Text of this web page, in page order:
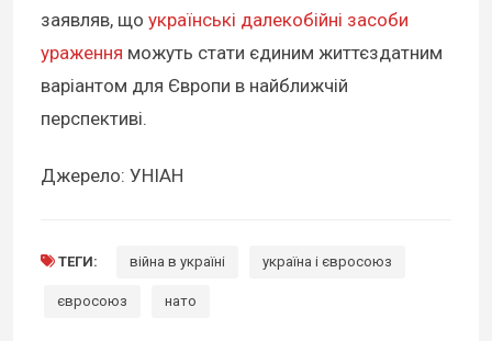
заявляв, що українські далекобійні засоби
ураження можуть стати єдиним життєздатним
варіантом для Європи в найближчій
перспективі.
Джерело: УНІАН
ТЕГИ: війна в україні україна і євросоюз
євросоюз нато